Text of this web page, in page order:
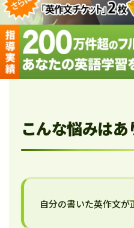
こんな悩みはあ
自分の書いた英作文が